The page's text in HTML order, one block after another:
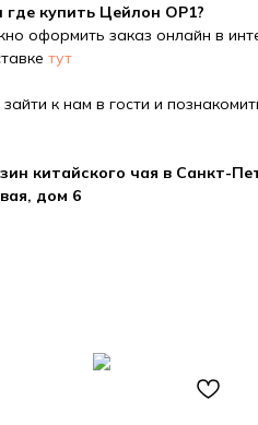
где купить Цейлон OP1?
оформить заказ онлайн в
тут
зайти к нам в гости и
китайского чая в Санкт-
дом 6